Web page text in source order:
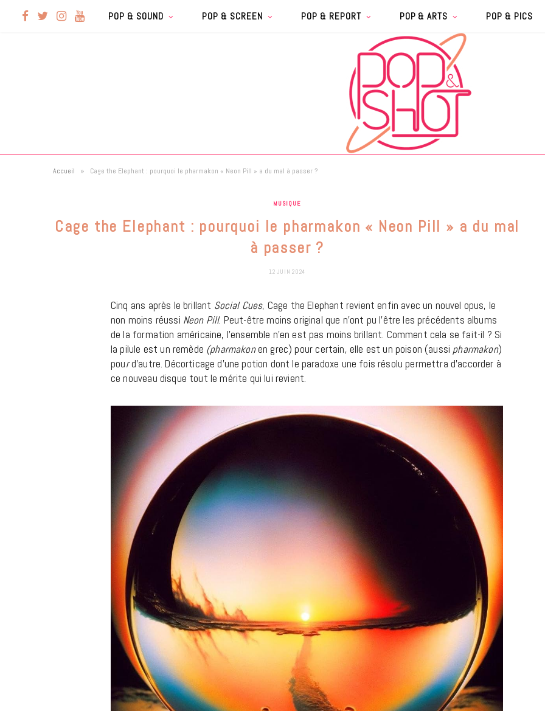
F I
g
Y POP & SOUND POP & SCREEN POP & REPORT POP & ARTS POP & PICS
Accueil » Cage the Elephant : pourquoi le pharmakon « Neon Pill » a du mal à passer ?
MUSIQUE
Cage the Elephant : pourquoi le pharmakon « Neon Pill » a du mal
à passer ?
12 JUIN 2024
Cinq ans après le brillant Social Cues, Cage the Elephant revient enfin avec un nouvel opus, le
non moins réussi Neon Pill. Peut-être moins original que n’ont pu l’être les précédents albums
de la formation américaine, l’ensemble n’en est pas moins brillant. Comment cela se fait-il ? Si
la pilule est un remède (pharmakonen grec) pour certain, elle est un poison (aussi pharmakon)
pourd’autre. Décorticage d’une potion dont le paradoxe une fois résolu permettra d’accorder à
ce nouveau disque tout le mérite qui lui revient.
BONS PLANS